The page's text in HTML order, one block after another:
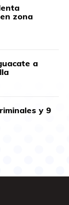
zona
a
y 9